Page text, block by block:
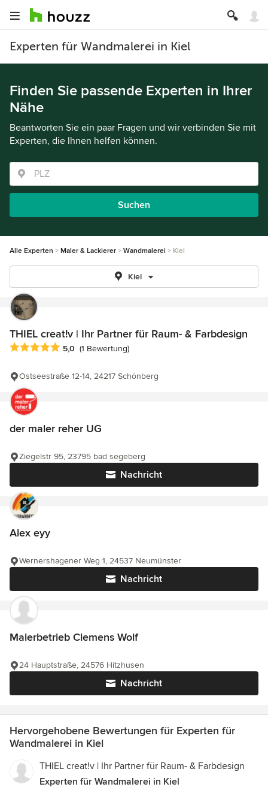
Experten für Wandmalerei in Kiel
Finden Sie passende Experten in Ihrer
Nähe
Beantworten Sie ein paar Fragen und wir verbinden Sie mit
Experten, die Ihnen helfen können.
Suchen
Alle Experten Maler & Lackierer Wandmalerei Kiel
Kiel
THIEL creat!v | Ihr Partner für Raum- & Farbdesign
Durchschnittliche Bewertung: 5 von 5 Sternen
5,0 (1 Bewertung)
Ostseestraße 12-14, 24217 Schönberg
der maler reher UG
Nachricht
Ziegelstr 95, 23795 bad segeberg
Alex eyy
Nachricht
Wernershagener Weg 1, 24537 Neumünster
Malerbetrieb Clemens Wolf
Nachricht
24 Hauptstraße, 24576 Hitzhusen
Hervorgehobene Bewertungen für Experten für
Wandmalerei in Kiel
THIEL creat!v | Ihr Partner für Raum- & Farbdesign
Experten für Wandmalerei in Kiel